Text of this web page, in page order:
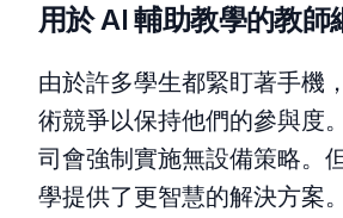
用於 AI 輔助教學的教師
由於許多學生都緊盯著手機
術競爭以保持他們的參與度
司會強制實施無設備策略。
學提供了更智慧的解決方案